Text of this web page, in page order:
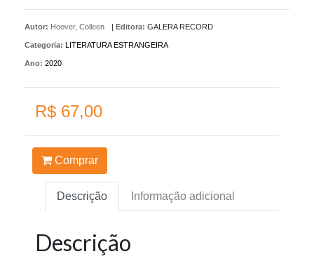
Autor: Hoover, Colleen | Editora: GALERA RECORD
Categoria: LITERATURA ESTRANGEIRA
Ano: 2020
R$ 67,00
Comprar
Descrição Informação adicional
Descrição